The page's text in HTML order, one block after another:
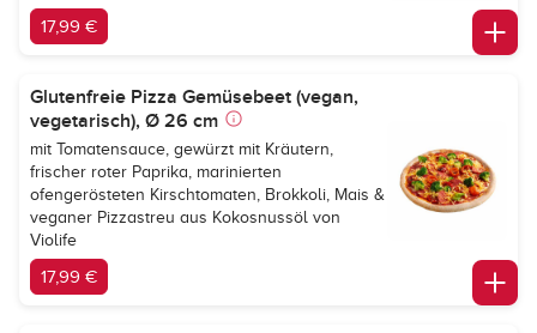
17,99 €
Glutenfreie Pizza Gemüsebeet (vegan,
vegetarisch), Ø 26 cm
mit Tomatensauce, gewürzt mit Kräutern,
frischer roter Paprika, marinierten
ofengerösteten Kirschtomaten, Brokkoli, Mais &
veganer Pizzastreu aus Kokosnussöl von
Violife
17,99 €